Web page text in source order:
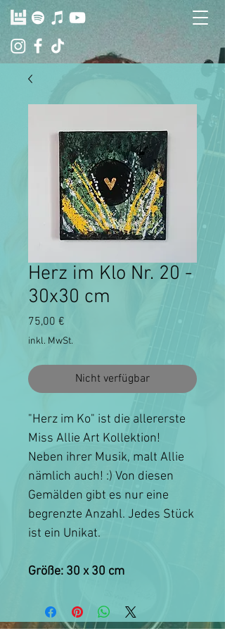
Herz im Klo Nr. 20 -
30x30 cm
75,00 €
inkl. MwSt.
Nicht verfügbar
"Herz im Ko" ist die allererste
Miss Allie Art Kollektion!
Neben ihrer Musik, malt Allie
nämlich auch! :) Von diesen
Gemälden gibt es nur eine
begrenzte Anzahl. Jedes Stück
ist ein Unikat.
Größe: 30 x 30 cm